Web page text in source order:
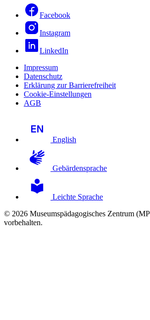
Facebook
Instagram
LinkedIn
Impressum
Datenschutz
Erklärung zur Barrierefreiheit
Cookie-Einstellungen
AGB
English
Gebärdensprache
Leichte Sprache
© 2026 Museumspädagogisches Zentrum
vorbehalten.